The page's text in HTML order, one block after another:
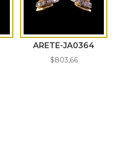
ARETE-JA0364
$803,66